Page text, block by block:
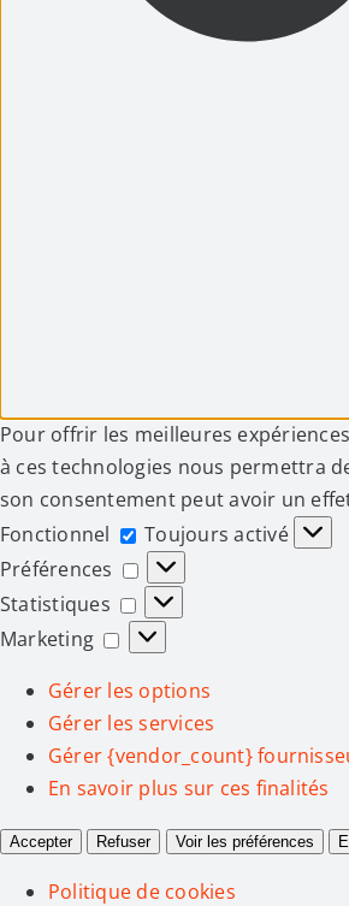
Pour offrir les meilleures
à ces technologies nous permettra
son consentement peut avoir un
Fonctionnel
Fonctionnel
Toujours activé
Préférences
Préférences
Statistiques
Statistiques
Marketing
Marketing
Gérer les options
Gérer les services
Gérer {vendor_count}
En savoir plus sur ces finalités
Accepter Refuser Voir les préférences
Politique de cookies